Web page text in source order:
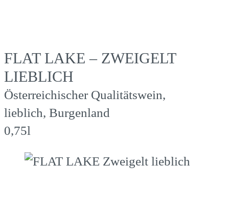
FLAT LAKE – ZWEIGELT
LIEBLICH
Österreichischer Qualitätswein,
lieblich, Burgenland
0,75l